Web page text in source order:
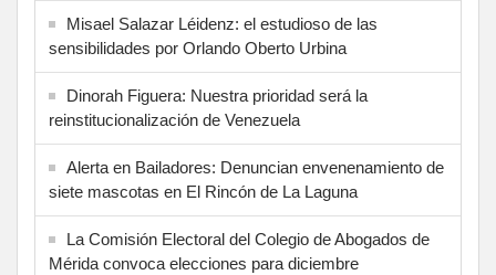
Misael Salazar Léidenz: el estudioso de las
sensibilidades por Orlando Oberto Urbina
Dinorah Figuera: Nuestra prioridad será la
reinstitucionalización de Venezuela
Alerta en Bailadores: Denuncian envenenamiento de
siete mascotas en El Rincón de La Laguna
La Comisión Electoral del Colegio de Abogados de
Mérida convoca elecciones para diciembre